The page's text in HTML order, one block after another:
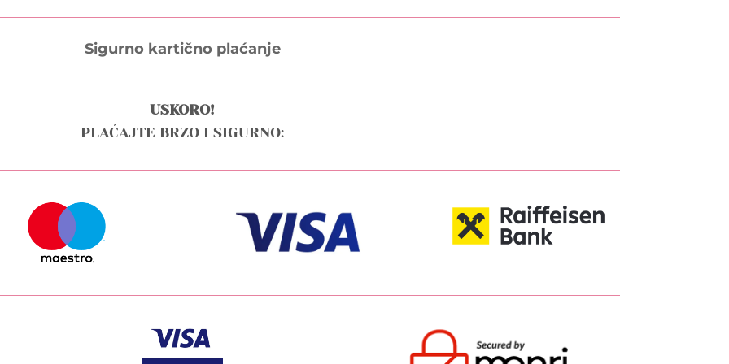
product
Sigurno kartično plaćanje
USKORO!
PLAĆAJTE BRZO I SIGURNO: